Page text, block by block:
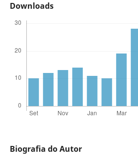
Downloads
Biografia do Autor